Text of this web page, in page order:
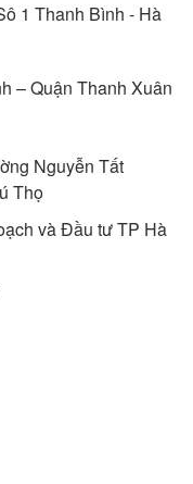
1 Thanh Bình - Hà
– Quận Thanh Xuân
Nguyễn Tất
Thọ
và Đầu tư TP Hà